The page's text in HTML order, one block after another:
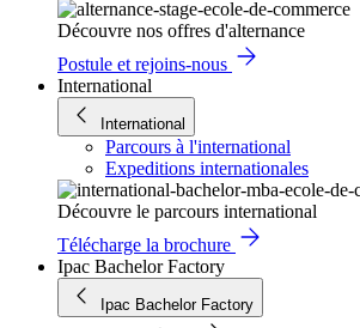
Découvre nos offres d'alternance
Postule et rejoins-nous
International
International
Parcours à l'international
Expeditions internationales
Découvre le parcours international
Télécharge la brochure
Ipac Bachelor Factory
Ipac Bachelor Factory